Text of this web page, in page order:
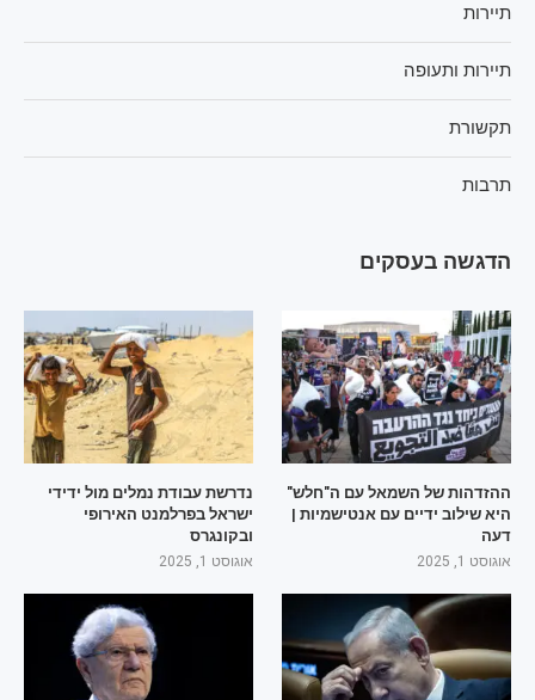
תיירות
תיירות ותעופה
תקשורת
תרבות
הדגשה בעסקים
ההזדהות של השמאל עם ה"חלש"
היא שילוב ידיים עם אנטישמיות |
דעה
אוגוסט 1, 2025
נדרשת עבודת נמלים מול ידידי
ישראל בפרלמנט האירופי
ובקונגרס
אוגוסט 1, 2025